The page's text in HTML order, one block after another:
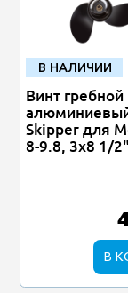
В НАЛИЧИИ
Винт гребной
Skipper для
8-9.8, 3x8 1/
В